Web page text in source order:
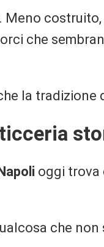
che
la
oggi trova
che non